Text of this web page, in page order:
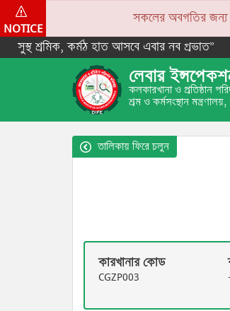
NOTICE
সকলের অবগতির জন্য
সুস্থ শ্রমিক, কর্মঠ হাত আসবে এবার নব প্রভাত”
লেবার
কলকারখানা ও প্রতিষ্ঠান
শ্রম ও কর্মসংস্থান
তালিকায় ফিরে চলুন
কারখানার কোড
CGZP003